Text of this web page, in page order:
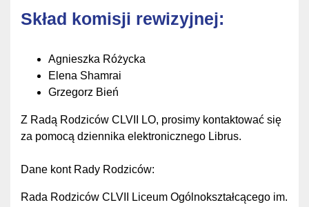
Skład komisji rewizyjnej:
Agnieszka Różycka
Elena Shamrai
Grzegorz Bień
Z Radą Rodziców CLVII LO, prosimy kontaktować się
za pomocą dziennika elektronicznego Librus.
Dane kont Rady Rodziców:
Rada Rodziców CLVII Liceum Ogólnokształcącego im.